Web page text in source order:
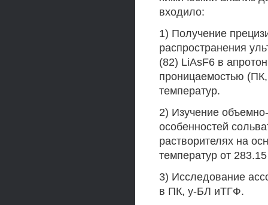
входило:
1) Получение
распространения
(82) LiAsF6 в
проницаемостью
температур.
2) Изучение
особенностей
растворителях на
температур от
3) Исследование
в ПК, у-БЛ иТГФ.